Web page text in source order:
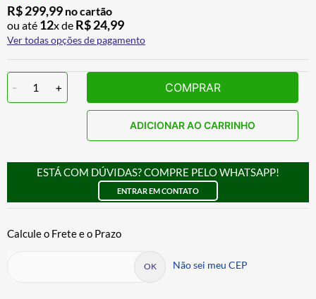
R$299,99 no cartão
ou até 12x de R$24,99
Ver todas opções de pagamento
- 1 + COMPRAR
ADICIONAR AO CARRINHO
ESTÁ COM DÚVIDAS? COMPRE PELO WHATSAPP!
ENTRAR EM CONTATO
Não sei meu CEP